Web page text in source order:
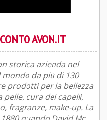
AVON.IT
storica azienda nel
da più di 130
prodotti per la bellezza
pelle, cura dei capelli,
fragranze, make-up. La